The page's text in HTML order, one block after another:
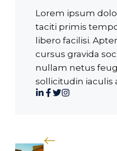
Lorem ipsum
taciti primis
libero facilisi.
cursus gravida
nullam netus
sollicitudin iaculis